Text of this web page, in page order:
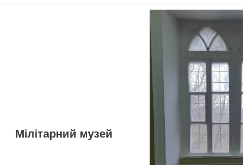
Мілітарний музей